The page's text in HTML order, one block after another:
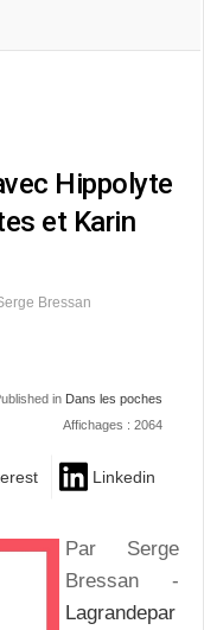
Hippolyte
et Karin
Bressan
in Dans les poches
Affichages : 2064
Linkedin
Par Serge
Bressan -
Lagrandepar